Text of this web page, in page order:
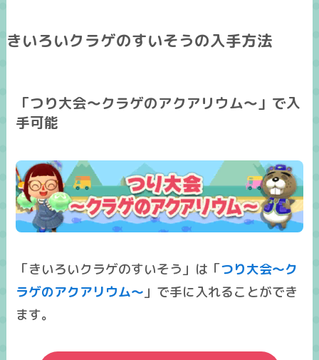
きいろいクラゲのすいそうの入手方法
「つり大会～クラゲのアクアリウム～」で入
手可能
「きいろいクラゲのすいそう」は「つり大会～ク
ラゲのアクアリウム～ 」で手に入れることができ
ます。